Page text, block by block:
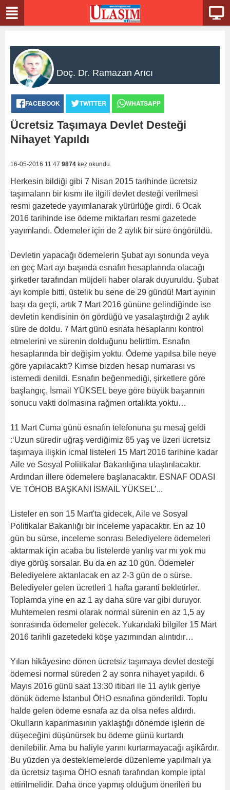
Doç. Dr. Ramazan Arıcı
FACEBOOK TWITTER WHATSAPP
Ücretsiz Taşımaya Devlet Desteği
Nihayet Yapıldı
16-05-2016 11:47 9874 kez okundu.
Herkesin bildiği gibi 7 Nisan 2015 tarihinde ücretsiz
taşımaların bir kısmı ile ilgili devlet desteği verilmesi
resmi gazetede yayımlanarak yürürlüğe girdi. 6 Ocak
2016 tarihinde ise ödeme miktarları resmi gazetede
yayımlandı. Ödemeler için de 2 aylık bir süre öngörüldü.
Devletin yapacağı ödemelerin Şubat ayı sonunda veya
en geç Mart ayı başında esnafın hesaplarında olacağı
şirketler tarafından müjdeli haber olarak duyuruldu. Şubat
ayı komple bitti, üstelik bu sene de 29 gündü! Mart ayının
başı da geçti, artık 7 Mart 2016 gününe gelindiğinde ise
devletin kendisinin ön gördüğü ve yasalaştırdığı 2 aylık
süre de doldu. 7 Mart günü esnafa hesaplarını kontrol
etmelerini ve sürenin dolduğunu belirttim. Esnafın
hesaplarında bir değişim yoktu. Ödeme yapılsa bile neye
göre yapılacaktı? Kimse bizden hesap numarası vs
istemedi denildi. Esnafın beğenmediği, şirketlere göre
başlangıç, İsmail YÜKSEL beye göre büyük başarının
sonucu vakti dolmasına rağmen ortalıkta yoktu…
11 Mart Cuma günü esnafın telefonuna şu mesaj geldi
:‘Uzun süredir uğraş verdiğimiz 65 yaş ve üzeri ücretsiz
taşımaya ilişkin icmal listeleri 15 Mart 2016 tarihine kadar
Aile ve Sosyal Politikalar Bakanlığına ulaştırılacaktır.
Ardından illere ödemelere başlanacaktır. ESNAF ODASI
VE TÖHOB BAŞKANI İSMAİL YÜKSEL’...
Listeler en son 15 Mart'ta gidecek, Aile ve Sosyal
Politikalar Bakanlığı bir inceleme yapacaktır. En az 10
gün bu sürse, inceleme sonrası Belediyelere ödemeleri
aktarmak için acaba bu listelerde yanlış var mı yok mu
diye görüş sorsalar. Bu da en az 10 gün. Ödemeler
Belediyelere aktarılacak en az 2-3 gün de o sürse.
Belediyeler gelen ücretleri 1 hafta garanti bekletirler.
Toplamda yine en az 1 ay daha süre var gibi duruyor.
Muhtemelen resmi olarak normal sürenin en az 1,5 ay
sonrasında ödemeler gelecek. Yukarıdaki bilgiler 15 Mart
2016 tarihli gazetedeki köşe yazımından alıntıdır…
Yılan hikâyesine dönen ücretsiz taşımaya devlet desteği
ödemesi normal süreden 2 ay sonra nihayet yapıldı. 6
Mayıs 2016 günü saat 13:30 itibari ile 11 aylık geriye
dönük ödeme İstanbul ÖHO esnafına gönderildi. Toplu
halde gelen ödeme esnafa az da olsa nefes aldırdı.
Okulların kapanmasının yaklaştığı dönemde işlerin de
düşeceğini düşünürsek bu ödeme günü kurtardı
denilebilir. Ama bu haliyle yarını kurtarmayacağı aşikârdır.
Bu yüzden ya desteklemelerde düzenleme yapılmalı ya
da ücretsiz taşıma ÖHO esnafı tarafından komple iptal
ettirilmelidir. Daha önce yapmış olduğum önerileri bu